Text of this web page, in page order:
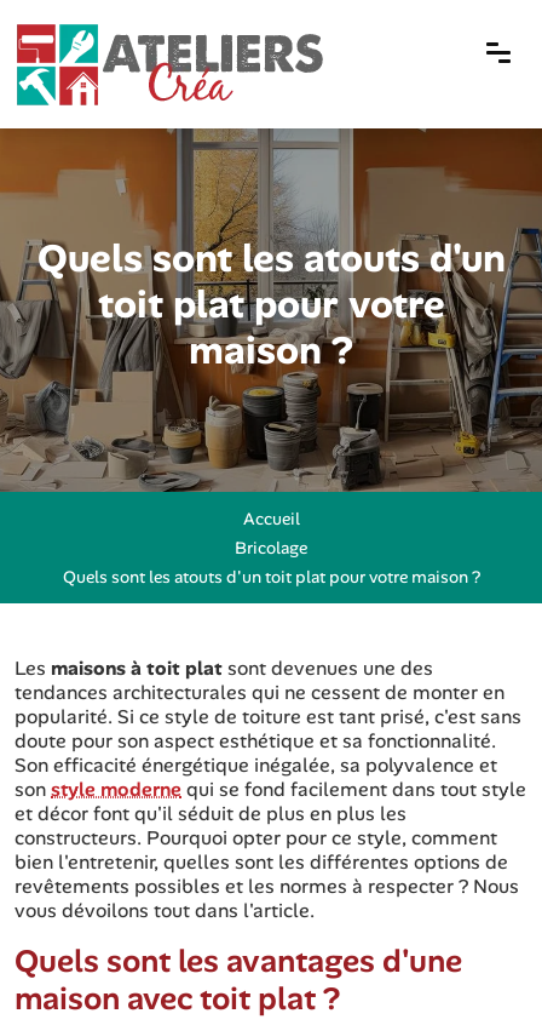
Quels sont les atouts d'un
toit plat pour votre
maison ?
Accueil
Bricolage
Quels sont les atouts d'un toit plat pour votre maison ?
Les maisons à toit platsont devenues une des
tendances architecturales qui ne cessent de monter en
popularité. Si ce style de toiture est tant prisé, c'est sans
doute pour son aspect esthétique et sa fonctionnalité.
Son efficacité énergétique inégalée, sa polyvalence et
sonstyle modernequi se fond facilement dans tout style
et décor font qu'il séduit de plus en plus les
constructeurs. Pourquoi opter pour ce style, comment
bien l'entretenir, quelles sont les différentes options de
revêtements possibles et les normes à respecter ? Nous
vous dévoilons tout dans l'article.
Quels sont les avantages d'une
maison avec toit plat ?